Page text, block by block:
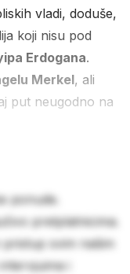
vladi, doduše,
koji nisu pod
Erdogana.
Merkel, ali
put neugodno na
ponude.
pretplatnicima.
svim našim
i